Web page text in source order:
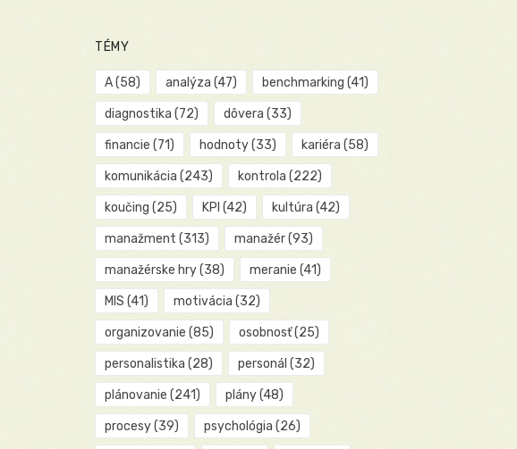
TÉMY
A(58) analýza (47) benchmarking (41)
diagnostika (72) dôvera (33)
financie (71) hodnoty(33) kariéra (58)
komunikácia (243) kontrola (222)
koučing (25) KPI (42) kultúra (42)
manažment (313) manažér(93)
manažérske hry(38) meranie (41)
MIS (41) motivácia (32)
organizovanie (85) osobnosť(25)
personalistika (28) personál (32)
plánovanie (241) plány(48)
procesy(39) psychológia (26)